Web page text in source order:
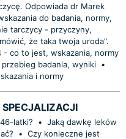
Odpowiada dr Marek
do badania, normy,
tarczycy - przyczyny,
że taka twoja uroda".
- co to jest, wskazania, normy
badania, wyniki •
i normy
latki? • Jaką dawkę leków
• Czy konieczne jest